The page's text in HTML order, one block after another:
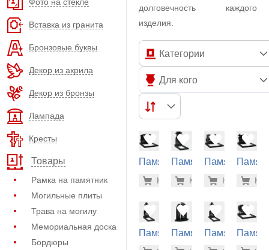
Вставка из гранита
Бронзовые буквы
Декор из акрила
Декор из бронзы
Лампада
Кресты
Товары
Рамка на памятник
Могильные плиты
Трава на могилу
Мемориальная доска
Бордюры
долговечность каждого
изделия.
Категории
Для кого
Памятник
гранита
-7% 54.900
Купить
Памятник
гранита
-7%
Купить
Памятник
гранита
-
Купить
ПамятникПамятникПамятник